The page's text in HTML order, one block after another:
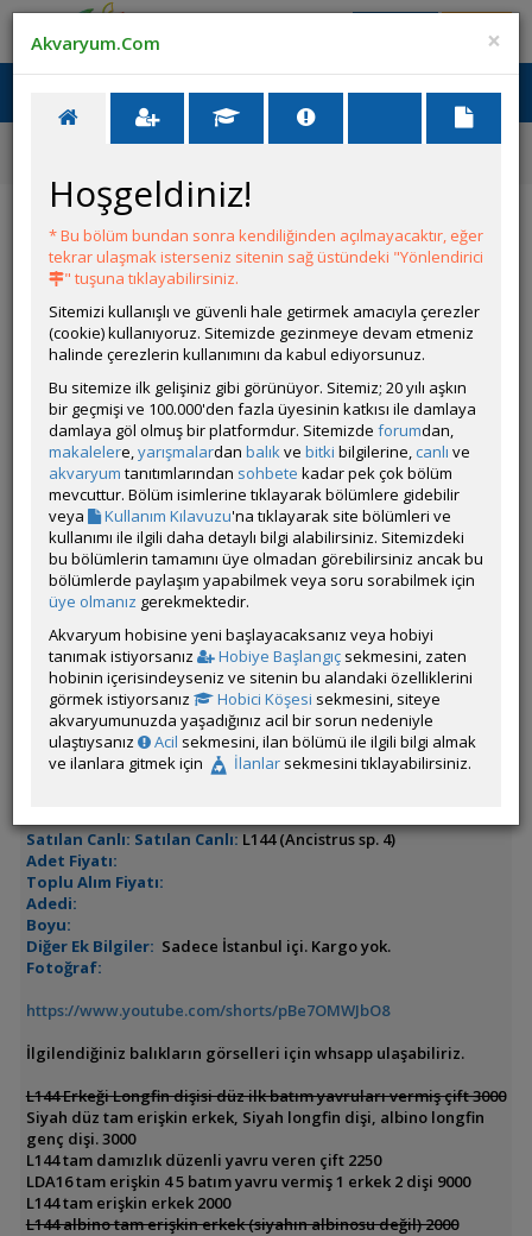
Ana Menü
Ana Sayfa
Canlı İlanları
L144 Longfin/düz/lda16 Vatozlar
ÜYENİN DİĞER İLANLARI
Mikrofex & Su Piresi & Mikrokurt
Satıyorum
Leleupi & Brichardi & 4 Çeşit Nadir Endler
Satıyorum
İlanın Bulunduğu Kategoriler:Kedibalıkları,Tüm Canlılar,Tüm
İlanlar
<< Önceki İlan-Sonraki İlan >>
scorpion26
Çevrim Dışı
Özel Üye
Son Güncelleme Zamanı:05 Ağustos 2026 09:17
İl / İlçe / Semt: Istanbul / Küçükçekmece / Küçükçekmece
İrtibat Bilgileri:05333720578
Satılan Canlı: Satılan Canlı: L144 (Ancistrus sp. 4)
Adet Fiyatı:
Toplu Alım Fiyatı:
Adedi:
Boyu:
Diğer Ek Bilgiler: Sadece İstanbul içi. Kargo yok.
Fotoğraf:
https://www.youtube.com/shorts/pBe7OMWJbO8
İlgilendiğiniz balıkların görselleri için whsapp ulaşabiliriz.
L144 Erkeği Longfin dişisi düz ilk batım yavruları vermiş çift 3000
Siyah düz tam erişkin erkek, Siyah longfin dişi, albino longfin
genç dişi. 3000
L144 tam damızlık düzenli yavru veren çift 2250
LDA16 tam erişkin 4 5 batım yavru vermiş 1 erkek 2 dişi 9000
L144 tam erişkin erkek 2000
L144 albino tam erişkin erkek (siyahın albinosu değil) 2000
×
Akvaryum.Com
Hoşgeldiniz!
* Bu bölüm bundan sonra kendiliğinden açılmayacaktır, eğer
tekrar ulaşmak isterseniz sitenin sağ üstündeki "Yönlendirici
" tuşuna tıklayabilirsiniz.
Sitemizi kullanışlı ve güvenli hale getirmek amacıyla çerezler
(cookie) kullanıyoruz. Sitemizde gezinmeye devam etmeniz
halinde çerezlerin kullanımını da kabul ediyorsunuz.
Bu sitemize ilk gelişiniz gibi görünüyor. Sitemiz; 20 yılı aşkın
bir geçmişi ve 100.000'den fazla üyesinin katkısı ile damlaya
damlaya göl olmuş bir platformdur. Sitemizde forumdan,
makalelere,yarışmalardan balıkve bitki bilgilerine, canlı ve
akvaryum tanıtımlarından sohbete kadar pek çok bölüm
mevcuttur. Bölüm isimlerine tıklayarak bölümlere gidebilir
veya
Kullanım Kılavuzu'na tıklayarak site bölümleri ve
kullanımı ile ilgili daha detaylı bilgi alabilirsiniz. Sitemizdeki
bu bölümlerin tamamını üye olmadan görebilirsiniz ancak bu
bölümlerde paylaşım yapabilmek veya soru sorabilmek için
üye olmanız gerekmektedir.
Akvaryum hobisine yeni başlayacaksanız veya hobiyi
tanımak istiyorsanız
Hobiye Başlangıç sekmesini, zaten
hobinin içerisindeyseniz ve sitenin bu alandaki özelliklerini
görmek istiyorsanız
Hobici Köşesi sekmesini, siteye
akvaryumunuzda yaşadığınız acil bir sorun nedeniyle
ulaştıysanız
Acil sekmesini, ilan bölümü ile ilgili bilgi almak
ve ilanlara gitmek için
İlanlar sekmesini tıklayabilirsiniz.